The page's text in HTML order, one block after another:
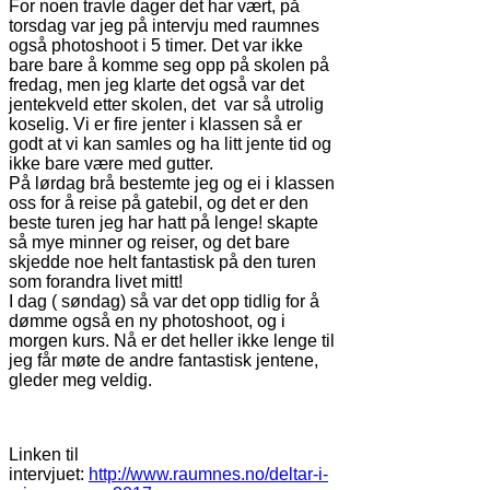
For noen travle dager det har vært, på
torsdag var jeg på intervju med raumnes
også photoshoot i 5 timer. Det var ikke
bare bare å komme seg opp på skolen på
fredag, men jeg klarte det også var det
jentekveld etter skolen, det var så utrolig
koselig. Vi er fire jenter i klassen så er
godt at vi kan samles og ha litt jente tid og
ikke bare være med gutter.
På lørdag brå bestemte jeg og ei i klassen
oss for å reise på gatebil, og det er den
beste turen jeg har hatt på lenge! skapte
så mye minner og reiser, og det bare
skjedde noe helt fantastisk på den turen
som forandra livet mitt!
I dag ( søndag) så var det opp tidlig for å
dømme også en ny photoshoot, og i
morgen kurs. Nå er det heller ikke lenge til
jeg får møte de andre fantastisk jentene,
gleder meg veldig.
Linken til
intervjuet: http://www.raumnes.no/deltar-i-